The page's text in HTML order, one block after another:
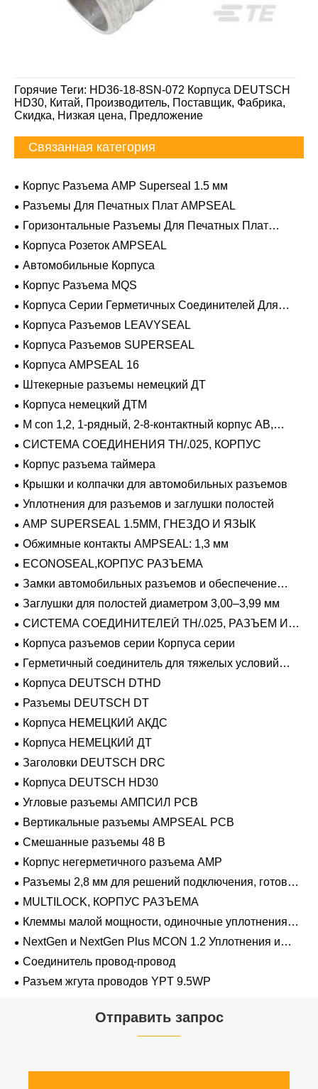
Горячие Теги: HD36-18-8SN-072 Корпуса DEUTSCH
HD30, Китай, Производитель, Поставщик, Фабрика,
Скидка, Низкая цена, Предложение
Связанная категория
Корпус Разъема AMP Superseal 1.5 мм
Разъемы Для Печатных Плат AMPSEAL
Горизонтальные Разъемы Для Печатных Плат
AMPSEAL
Корпуса Розеток AMPSEAL
Автомобильные Корпуса
Корпус Разъема MQS
Корпуса Серии Герметичных Соединителей Для
Тяжелых Условий Эксплуатации
Корпуса Разъемов LEAVYSEAL
Корпуса Разъемов SUPERSEAL
Корпуса AMPSEAL 16
Штекерные разъемы немецкий ДТ
Корпуса немецкий ДТМ
M con 1,2, 1-рядный, 2-8-контактный корпус AB,
герметичный
СИСТЕМА СОЕДИНЕНИЯ TH/.025, КОРПУС
Корпус разъема таймера
Крышки и колпачки для автомобильных разъемов
Уплотнения для разъемов и заглушки полостей
AMP SUPERSEAL 1.5MM, ГНЕЗДО И ЯЗЫК
Обжимные контакты AMPSEAL: 1,3 мм
ECONOSEAL,КОРПУС РАЗЪЕМА
Замки автомобильных разъемов и обеспечение
положения
Заглушки для полостей диаметром 3,00–3,99 мм
СИСТЕМА СОЕДИНИТЕЛЕЙ TH/.025, РАЗЪЕМ И
ВКЛАДЫШ
Корпуса разъемов серии Корпуса серии
Герметичный соединитель для тяжелых условий
эксплуатации Фиксирующие направляющие серии
Корпуса DEUTSCH DTHD
Разъемы DEUTSCH DT
Корпуса НЕМЕЦКИЙ АКДС
Корпуса НЕМЕЦКИЙ ДТ
Заголовки DEUTSCH DRC
Корпуса DEUTSCH HD30
Угловые разъемы АМПСИЛ PCB
Вертикальные разъемы AMPSEAL PCB
Смешанные разъемы 48 В
Корпус негерметичного разъема AMP
Разъемы 2,8 мм для решений подключения, готовых
к напряжению 48 В
MULTILOCK, КОРПУС РАЗЪЕМА
Клеммы малой мощности, одиночные уплотнения
проводов 1,2 мм-2,8 мм
NextGen и NextGen Plus MCON 1.2 Уплотнения и
заглушки для полостей с одинарной проволокой с
замком-копьем
Соединитель провод-провод
Разъем жгута проводов YPT 9.5WP
Отправить запрос